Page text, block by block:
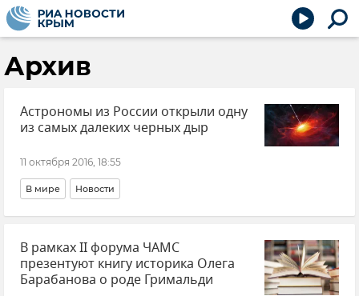
Архив
Астрономы из России открыли одну
из самых далеких черных дыр
11 октября 2016, 18:55
В мире Новости
В рамках II форума ЧАМС
презентуют книгу историка Олега
Барабанова о роде Гримальди